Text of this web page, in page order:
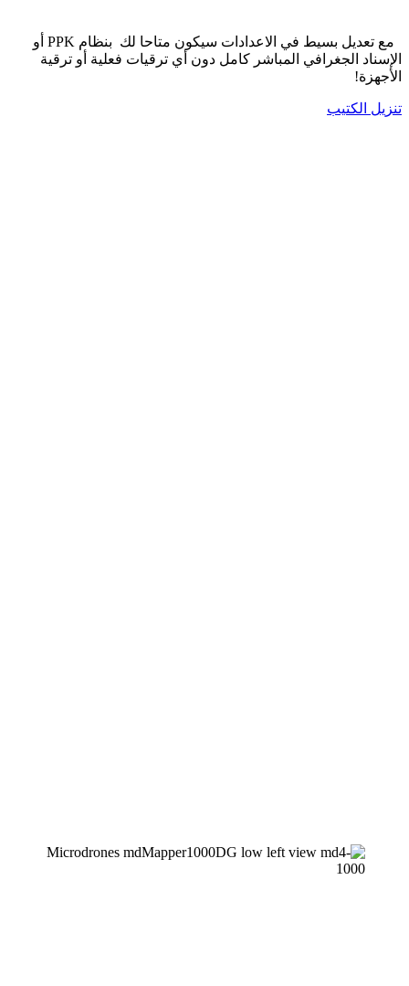
مع تعديل بسيط في الاعدادات سيكون متاحا لك بنظام PPK أو
الإسناد الجغرافي المباشر كامل دون أي ترقيات فعلية أو ترقية
الأجهزة!
تنزيل الكتيب